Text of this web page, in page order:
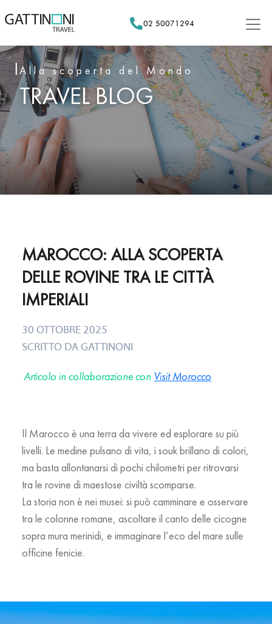
to
02 50071294
Alla scoperta del Mondo
TRAVEL BLOG
MAROCCO: ALLA SCOPERTA
DELLE ROVINE TRA LE CITTÀ
IMPERIALI
30 OTTOBRE 2025
SCRITTO DAGATTINONI
Articolo in collaborazione con Visit Morocco
Il Marocco è una terra da vivere ed esplorare su più
livelli. Le medine pulsano di vita, i souk brillano di colori,
ma basta allontanarsi di pochi chilometri per ritrovarsi
tra le rovine di maestose civiltà scomparse.
La storia non è nei musei: si può camminare e osservare
tra le colonne romane, ascoltare il canto delle cicogne
sopra mura merinidi, e immaginare l’eco del mare sulle
officine fenicie.